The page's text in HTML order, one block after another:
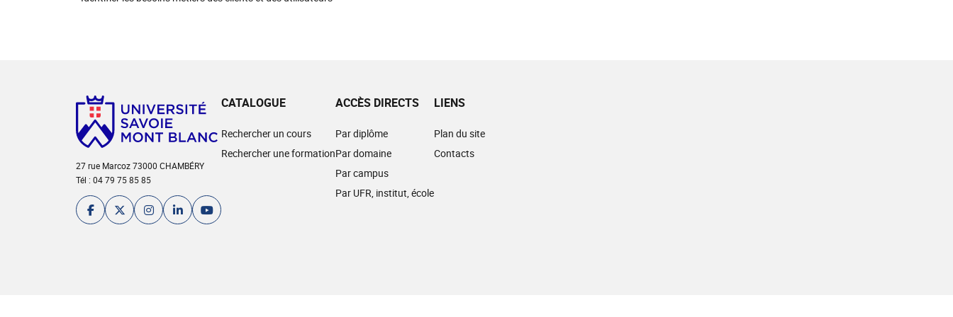
27 rue Marcoz 73000 CHAMBÉRY
Tél : 04 79 75 85 85
CATALOGUE
Rechercher un cours
Rechercher une formation
ACCÈS DIRECTS
Par diplôme
Par domaine
Par campus
Par UFR, institut, école
LIENS
Plan du site
Contacts